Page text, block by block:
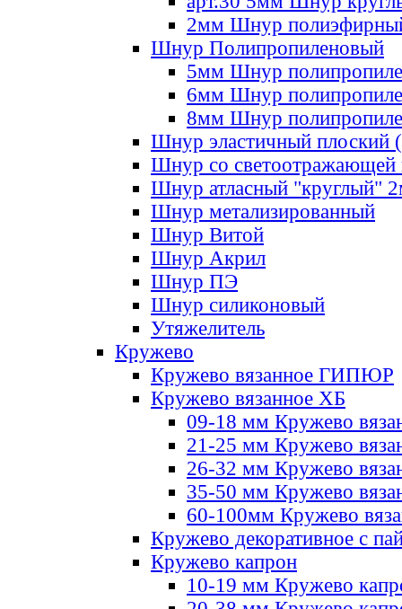
2мм Шнур
Шнур Полипропиленовый
5мм Шнур
6мм Шнур
8мм Шнур
Шнур эластичный плоский
Шнур со светоотражающей
Шнур атласный "круглый"
Шнур метализированный
Шнур Витой
Шнур Акрил
Шнур ПЭ
Шнур силиконовый
Утяжелитель
Кружево
Кружево вязанное ГИПЮР
Кружево вязанное ХБ
09-18 мм Кружево
21-25 мм Кружево
26-32 мм Кружево
35-50 мм Кружево
60-100мм Кружево
Кружево декоративное с
Кружево капрон
10-19 мм Кружево